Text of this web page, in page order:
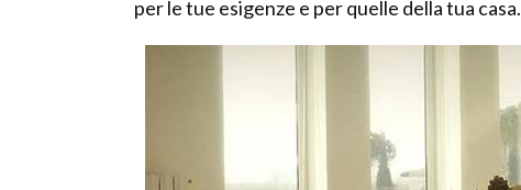
per le tue esigenze e per quelle della tua casa.